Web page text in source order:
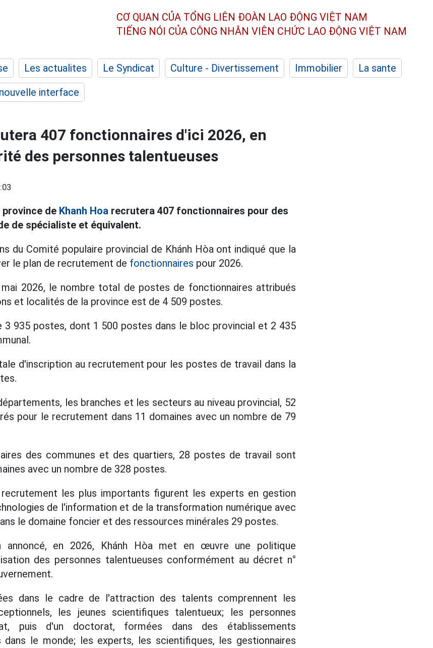
CƠ QUAN CỦA TỔNG LIÊN ĐOÀN LAO ĐỘNG VIỆT NAM
TIẾNG NÓI CỦA CÔNG NHÂN VIÊN CHỨC LAO ĐỘNG VIỆT NAM
Les actualites Le Syndicat Culture - Divertissement Immobilier
La sante
interface
407 fonctionnaires d'ici 2026, en
des personnes talentueuses
province de Khanh Hoa recrutera 407 fonctionnaires pour des
de spécialiste et équivalent.
du Comité populaire provincial de Khánh Hòa ont indiqué que la
le plan de recrutement de fonctionnaires pour 2026.
mai 2026, le nombre total de postes de fonctionnaires attribués
et localités de la province est de 4 509 postes.
3 935 postes, dont 1 500 postes dans le bloc provincial et 2 435
d'inscription au recrutement pour les postes de travail dans la
les branches et les secteurs au niveau provincial, 52
pour le recrutement dans 11 domaines avec un nombre de 79
des communes et des quartiers, 28 postes de travail sont
avec un nombre de 328 postes.
les plus importants figurent les experts en gestion
de l'information et de la transformation numérique avec
le domaine foncier et des ressources minérales 29 postes.
annoncé, en 2026, Khánh Hòa met en œuvre une politique
des personnes talentueuses conformément au décret n°
dans le cadre de l'attraction des talents comprennent les
les jeunes scientifiques talentueux; les personnes
puis d'un doctorat, formées dans des établissements
dans le monde; les experts, les scientifiques, les gestionnaires